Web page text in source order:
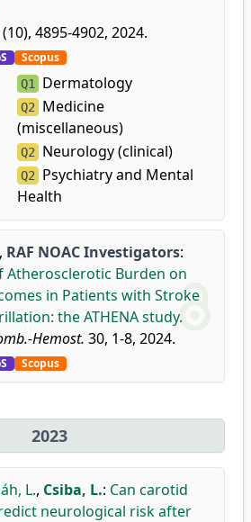
4895-4902, 2024.
Scopus
Q1 Dermatology
Q2 Medicine
(miscellaneous)
Q2 Neurology (clinical)
Q2 Psychiatry and Mental
Health
, RAF NOAC Investigators:
Atherosclerotic Burden on
in Patients with Stroke
the ATHENA study.
Hemost. 30, 1-8, 2024.
Scopus
2023
L., Csiba, L.: Can carotid
neurological risk after